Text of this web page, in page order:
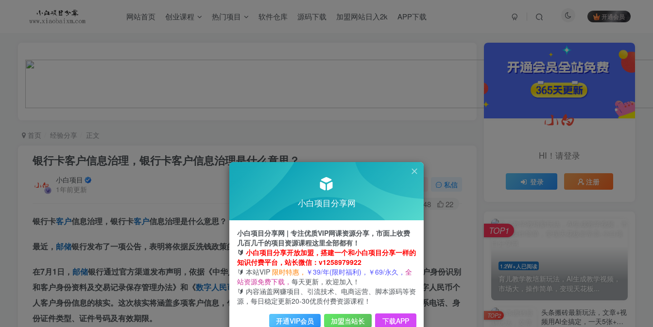
网站首页 创业课程 热门项目 软件仓库 源码下载 加盟网站日入2k APP下载 开通会员
首页 经验分享 正文
银行卡客户信息治理，银行卡客户信息治理是什么意思？
小白项目
1年前更新
私信
548 22
银行卡客户信息治理，银行卡客户信息治理是什么意思？
最近， 邮储银行发布了一项公告，表明将依据反洗钱政策的相关要求，增强对数字人民币客户身份信息的管理。
在7月1日， 邮储银行通过官方渠道发布声明，依据《中华人民共和国反洗钱法》及相关法律法规，如《金融机构客户身份识别
和客户身份资料及交易记录保存管理办法》和《数字人民币
反洗钱和反恐怖融资工作指引》，决定进一步增强对数字人民币个
人客户身份信息的核实。这次核实将涵盖多项客户信息，包括姓名、性别、国籍、职业、住址或工作单位地址、联系电话、身
份证件类型、证件号码及有效期限。
1.2W+人已阅读
育儿教学教培新玩法，AI生成教学视频，
市场大，操作简单，变现天花板...
TOP1
频用AI全搞定，一天5张+不
是问题，每天只需10分钟
midjourney新手入门教程：
人人都是AI艺术家，新手小
TOP4
11个月前 9388人已阅读
TOP5
AI+营养师工作流实战应用
课，AI赋能营养师
11个月前 9216人已阅读
TOP6
HI！请登录
登录 注册
1.2W+人已阅读
育儿教学教培新玩法，AI生成教学视频，
市场大，操作简单，变现天花板...
TOP1
头条搬砖最新玩法，文章+视
频用AI全搞定，一天5张+不
TOP2
小白项目分享网
小白项目分享网 | 专注优质VIP网课资源分享，市面上收费
几百几千的项目资源课程这里全部都有！
🔰 小白项目分享开放加盟，搭建一个和小白项目分享一样的
知识付费平台，站长微信：v1258979922
🔰 本站VIP 限时特惠， ￥39/年(限时福利)，￥69/永久， 全
站资源免费下载， 每天更新，欢迎加入！
🔰 内容涵盖网赚项目、引流技术、电商运营、脚本源码等资
源，每日稳定更新20-30优质付费资源课程！
开通VIP会员 加盟当站长 下载APP